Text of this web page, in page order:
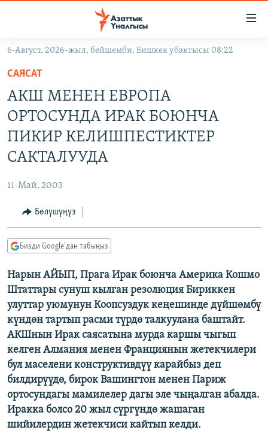
Навигацияга
өтүңүз
Издөөгө
салыңыз
САЯСАТ
ЭКОНОМИКА
ДҮЙНӨ
БОРБОР АЗИЯ
УКРАИНА
АТАЙЫН ИЛИКТӨӨ
ЭКСПЕРТТЕР ТАЛДАЙТ
БИЗ ЖАНА ДҮЙНӨ
ЭЖЕ-СИҢДИЛЕР
АЗАТТЫК+
ЫҢГАЙСЫЗ СУРООЛОР
ПОДКАСТ
ӨЗГӨЧӨ ПИКИР
Русский
ОНЛАЙН ШЕРИНЕ
ЭЕ/АРнун бардык сайттары
6-Август, 2026-жыл, бейшемби, Бишкек убактысы 08:22
САЯСАТ
АКШ МЕНЕН ЕВРОПА
ОРТОСУНДА ИРАК БОЮНЧА
ПИКИР КЕЛИШПЕСТИКТЕР
САКТАЛУУДА
11-Май, 2003
Бөлүшүңүз
Бизди Google'дан табыңыз
Нарын АЙЫП, Прага Ирак боюнча Америка Кошмо
Штаттары сунуш кылган резолюция Бириккен
улуттар уюмунун Коопсуздук кеңешинде дүйшөмбү
күндөн тартып расми түрдө талкуулана баштайт.
АКШнын Ирак саясатына мурда каршы чыгып
келген Алмания менен Франциянын жетекчилери
бул маселени конструктивдүү карайбыз деп
билдирүүдө, бирок Вашингтон менен Париж
ортосундагы мамилелер дагы эле чыңалган абалда.
Иракка болсо 20 жыл сүргүндө жашаган
шийилердин жетекчиси кайтып келди.